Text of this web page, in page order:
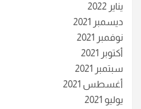
يناير 2022
ديسمبر 2021
نوفمبر 2021
أكتوبر 2021
سبتمبر 2021
أغسطس 2021
يوليو 2021